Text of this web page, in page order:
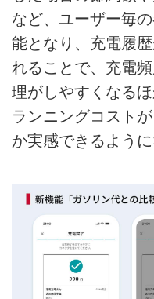
など、ユーザー毎
能となり、充電履
れることで、充電
理がしやすくなる
ランニングコスト
か実感できるように